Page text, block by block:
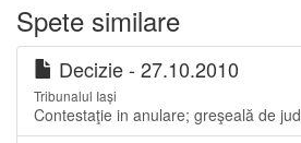
Spete similare
Decizie - 27.10.2010
Tribunalul Iași
Contestaţie in anulare; greşeală de